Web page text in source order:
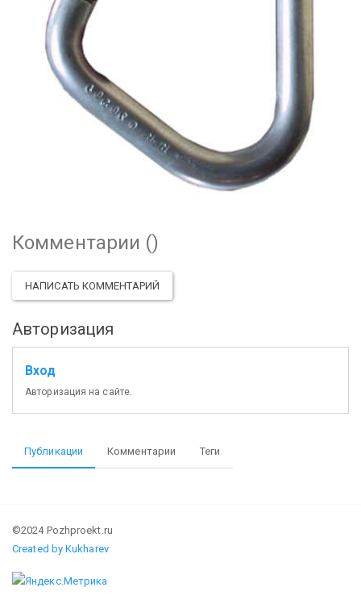
Комментарии ()
НАПИСАТЬ КОММЕНТАРИЙ
Авторизация
Вход
Авторизация на сайте.
Публикации Комментарии Теги
©2024 Pozhproekt.ru
Created by Kukharev